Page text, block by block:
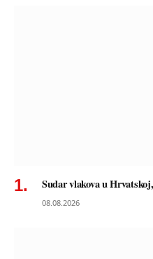
Sudar vlakova u
08.08.2026